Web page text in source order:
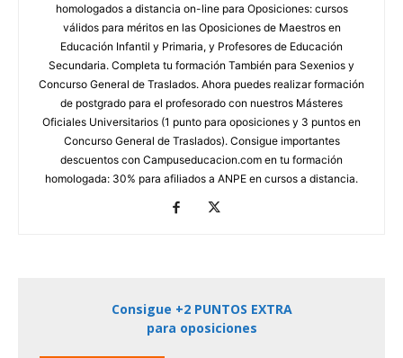
homologados a distancia on-line para Oposiciones: cursos
válidos para méritos en las Oposiciones de Maestros en
Educación Infantil y Primaria, y Profesores de Educación
Secundaria. Completa tu formación También para Sexenios y
Concurso General de Traslados. Ahora puedes realizar formación
de postgrado para el profesorado con nuestros Másteres
Oficiales Universitarios (1 punto para oposiciones y 3 puntos en
Concurso General de Traslados). Consigue importantes
descuentos con Campuseducacion.com en tu formación
homologada: 30% para afiliados a ANPE en cursos a distancia.
Consigue +2 PUNTOS EXTRA
para oposiciones